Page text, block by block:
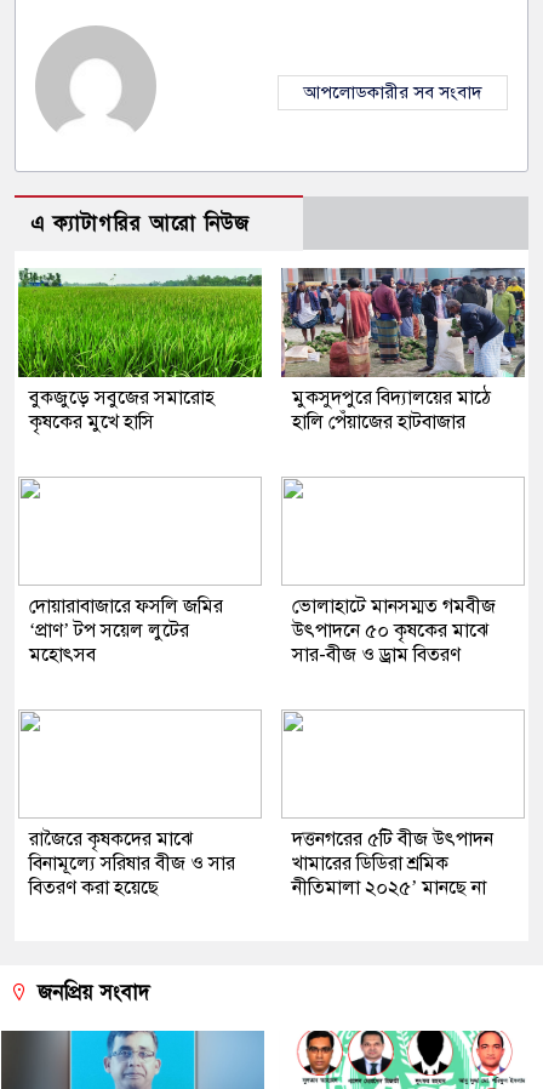
আপলোডকারীর সব সংবাদ
এ ক্যাটাগরির আরো নিউজ
বুকজুড়ে সবুজের সমারোহ
কৃষকের মুখে হাসি
মুকসুদপুরে বিদ্যালয়ের মাঠে
হালি পেঁয়াজের হাটবাজার
দোয়ারাবাজারে ফসলি জমির
‘প্রাণ’ টপ সয়েল লুটের
মহোৎসব
ভোলাহাটে মানসম্মত গমবীজ
উৎপাদনে ৫০ কৃষকের মাঝে
সার-বীজ ও ড্রাম বিতরণ
রাজৈরে কৃষকদের মাঝে
বিনামূল্যে সরিষার বীজ ও সার
বিতরণ করা হয়েছে
দত্তনগরের ৫টি বীজ উৎপাদন
খামারের ডিডিরা শ্রমিক
নীতিমালা ২০২৫’ মানছে না
জনপ্রিয় সংবাদ